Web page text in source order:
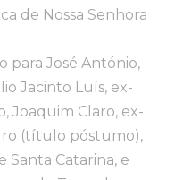
de Nossa Senhora
para José António,
Jacinto Luís, ex-
Joaquim Claro, ex-
(título póstumo),
Santa Catarina, e